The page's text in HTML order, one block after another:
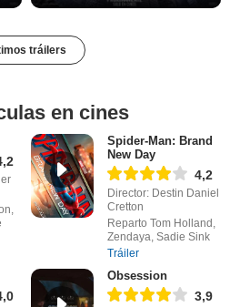
tráilers
en cines
Spider-Man: Brand
New Day
4,2
Director: Destin Daniel
Cretton
Reparto Tom Holland,
Zendaya, Sadie Sink
Tráiler
Obsession
3,9